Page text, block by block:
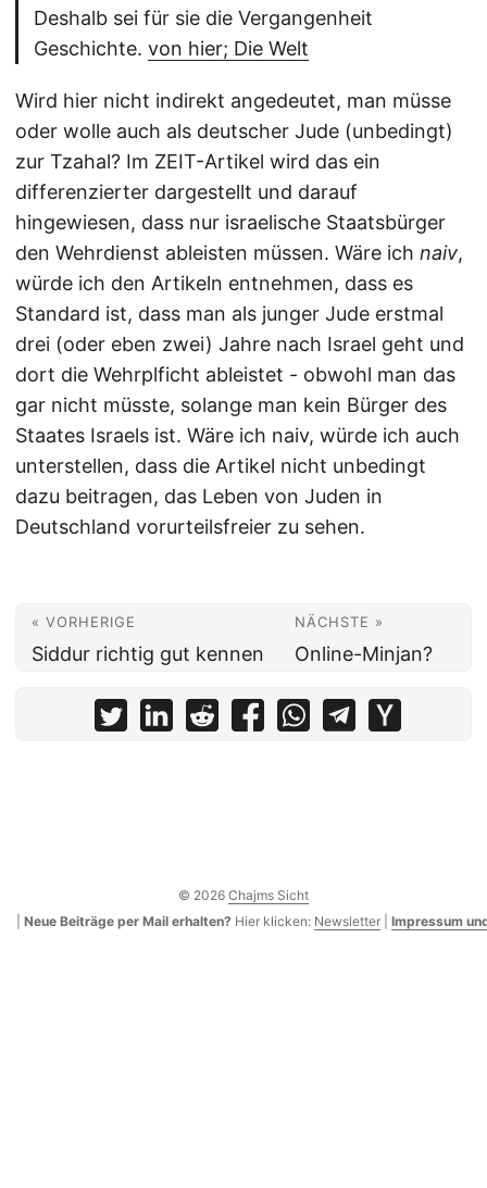
Deshalb sei für sie die Vergangenheit
Geschichte. von hier; Die Welt
Wird hier nicht indirekt angedeutet, man müsse
oder wolle auch als deutscher Jude (unbedingt)
zur Tzahal? Im ZEIT-Artikel wird das ein
differenzierter dargestellt und darauf
hingewiesen, dass nur israelische Staatsbürger
den Wehrdienst ableisten müssen. Wäre ich naiv,
würde ich den Artikeln entnehmen, dass es
Standard ist, dass man als junger Jude erstmal
drei (oder eben zwei) Jahre nach Israel geht und
dort die Wehrplficht ableistet - obwohl man das
gar nicht müsste, solange man kein Bürger des
Staates Israels ist. Wäre ich naiv, würde ich auch
unterstellen, dass die Artikel nicht unbedingt
dazu beitragen, das Leben von Juden in
Deutschland vorurteilsfreier zu sehen.
« VORHERIGE
Siddur richtig gut kennen
NÄCHSTE »
Online-Minjan?
© 2026 Chajms Sicht
Neue Beiträge per Mail erhalten? Hier klicken: Newsletter Impressum